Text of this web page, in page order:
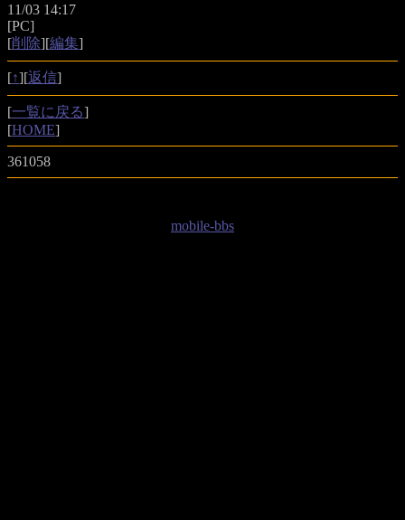
11/03 14:17
[PC]
[削除][編集]
[↑][返信]
[一覧に戻る]
[HOME]
361058
mobile-bbs